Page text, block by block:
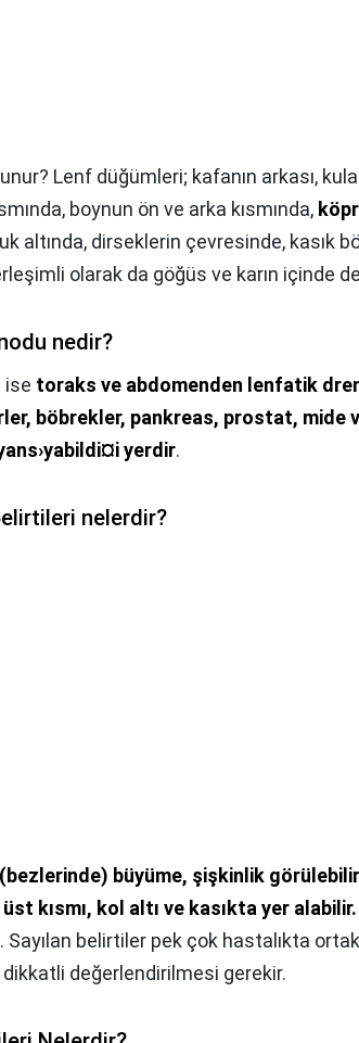
Lenf düğümleri; kafanın arkası,
boynun ön ve arka kısmında,
altında, dirseklerin çevresinde, kasık
olarak da göğüs ve karın içinde
nedir?
ise toraks ve abdomenden lenfatik
böbrekler, pankreas, prostat, mide
yerdir.
nelerdir?
büyüme, şişkinlik
kısmı, kol altı ve kasıkta yer alabilir.
. Sayılan belirtiler pek çok hastalıkta
değerlendirilmesi gerekir.